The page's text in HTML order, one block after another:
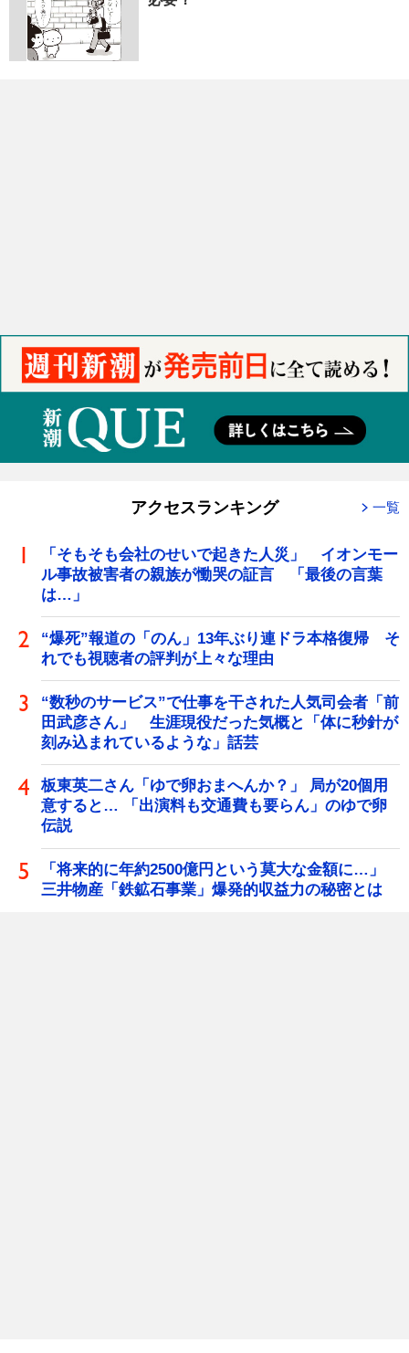
アクセスランキング 一覧
「そもそも会社のせいで起きた人災」 イオンモー
ル事故被害者の親族が慟哭の証言 「最後の言葉
は…」
“爆死”報道の「のん」13年ぶり連ドラ本格復帰 そ
れでも視聴者の評判が上々な理由
“数秒のサービス”で仕事を干された人気司会者「前
田武彦さん」 生涯現役だった気概と「体に秒針が
刻み込まれているような」話芸
板東英二さん「ゆで卵おまへんか？」 局が20個用
意すると… 「出演料も交通費も要らん」のゆで卵
伝説
「将来的に年約2500億円という莫大な金額に…」
三井物産「鉄鉱石事業」爆発的収益力の秘密とは